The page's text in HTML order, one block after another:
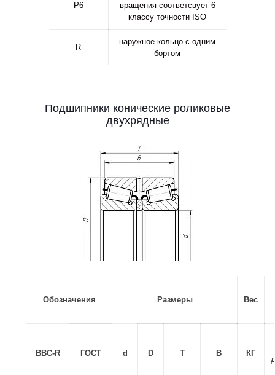
P6
вращения соответсвует 6
классу точности ISO
R
наружное кольцо с одним
бортом
Подшипники конические роликовые
двухрядные
Обозначения Размеры Вес
BBC-R ГОСТ d D T B КГ